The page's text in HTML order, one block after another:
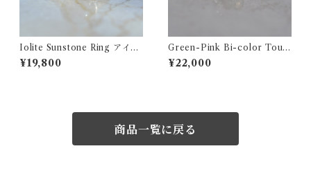
Iolite Sunstone Ring アイオ
ライトサンストーン シルバー
リング Round
¥19,800
Green-Pink Bi-color Tour
maline Ring バイカラートル
マリン シルバーリング
¥22,000
商品一覧に戻る